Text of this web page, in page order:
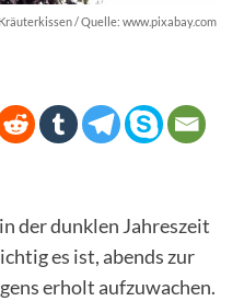
Kräuterkissen / Quelle: www.pixabay.com
der dunklen Jahreszeit
es ist, abends zur
erholt aufzuwachen.